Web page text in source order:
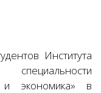
Института
и экономика» в